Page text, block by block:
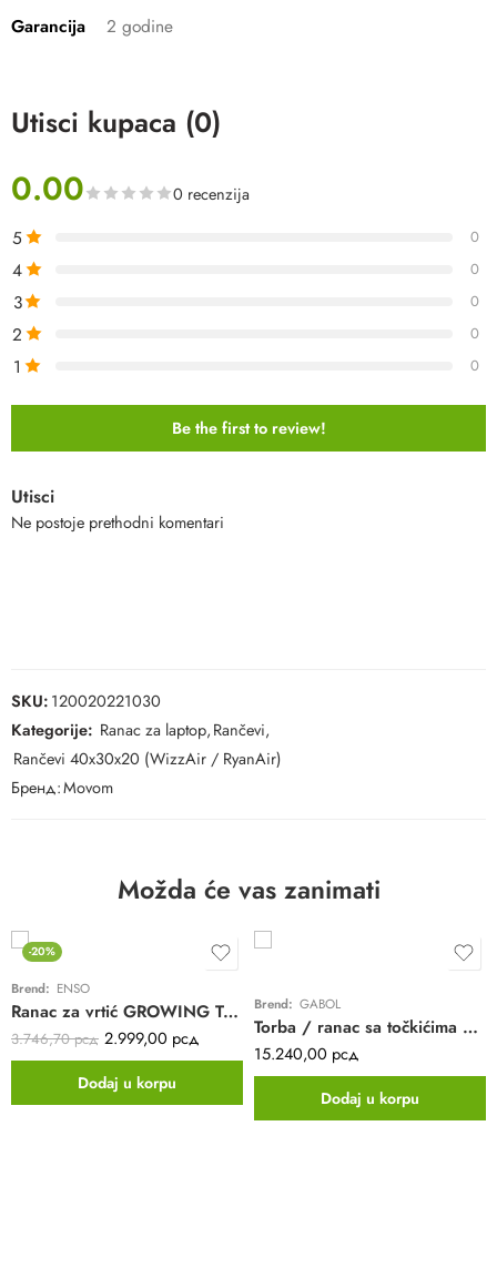
Garancija
2 godine
Utisci kupaca (0)
0.00 0 recenzija
5 0
4 0
3 0
2 0
1 0
Be the first to review!
Utisci
Ne postoje prethodni komentari
SKU:120020221030
Kategorije: Ranac za laptop,Rančevi,
Rančevi 40x30x20 (WizzAir / RyanAir)
Бренд:Movom
Možda će vas zanimati
-20%
Brend: ENSO
Ranac za vrtić GROWING TOGETHER pink ENSO
3.746,70рсд 2.999,00 рсд
Dodaj u korpu
Brend: GABOL
Torba / ranac sa točkićima PILOTOS Gabol | crna | pilot | 22L
15.240,00 рсд
Dodaj u korpu